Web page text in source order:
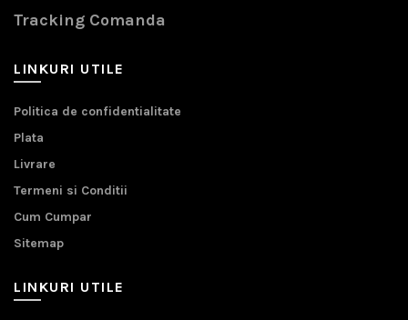
Tracking Comanda
LINKURI UTILE
Politica de confidentialitate
Plata
Livrare
Termeni si Conditii
Cum Cumpar
Sitemap
LINKURI UTILE